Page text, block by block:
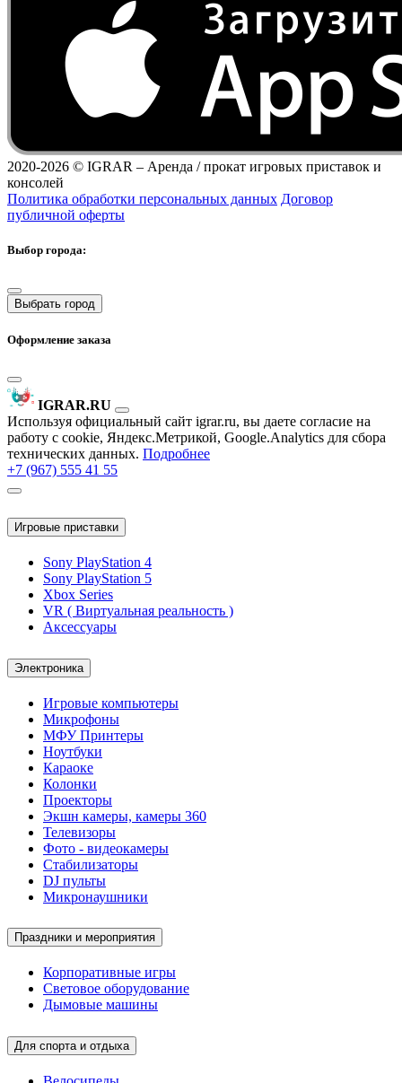
2020-2026 © IGRAR – Аренда / прокат игровых приставок и
консолей
Политика обработки персональных данных Договор
публичной оферты
Выбор города:
Выбрать город
Оформление заказа
IGRAR.RU
Используя официальный сайт igrar.ru, вы даете согласие на
работу с cookie, Яндекс.Метрикой, Google.Analytics для сбора
технических данных. Подробнее
+7 (967) 555 41 55
Игровые приставки
Sony PlayStation 4
Sony PlayStation 5
Xbox Series
VR ( Виртуальная реальность )
Аксессуары
Электроника
Игровые компьютеры
Микрофоны
МФУ Принтеры
Ноутбуки
Караоке
Колонки
Проекторы
Экшн камеры, камеры 360
Телевизоры
Фото - видеокамеры
Стабилизаторы
DJ пульты
Микронаушники
Праздники и мероприятия
Корпоративные игры
Световое оборудование
Дымовые машины
Для спорта и отдыха